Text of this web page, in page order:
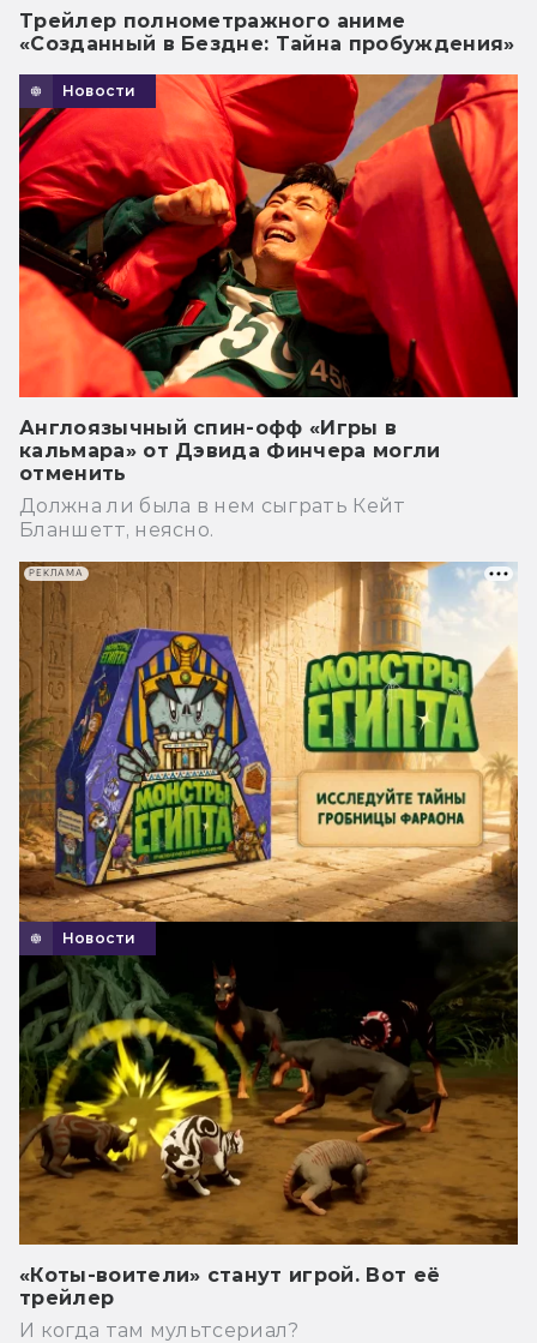
Трейлер полнометражного аниме
«Созданный в Бездне: Тайна пробуждения»
Новости
Англоязычный спин-офф «Игры в
кальмара» от Дэвида Финчера могли
отменить
Должна ли была в нем сыграть Кейт
Бланшетт, неясно.
Новости
«Коты-воители» станут игрой. Вот её
трейлер
И когда там мультсериал?
РЕКЛАМА